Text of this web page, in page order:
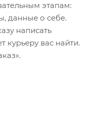
этапам:
данные о себе.
написать
вас найти.